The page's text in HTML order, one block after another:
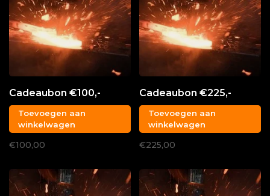
Cadeaubon €100,-
Toevoegen aan
winkelwagen
€100,00
Cadeaubon €225,-
Toevoegen aan
winkelwagen
€225,00